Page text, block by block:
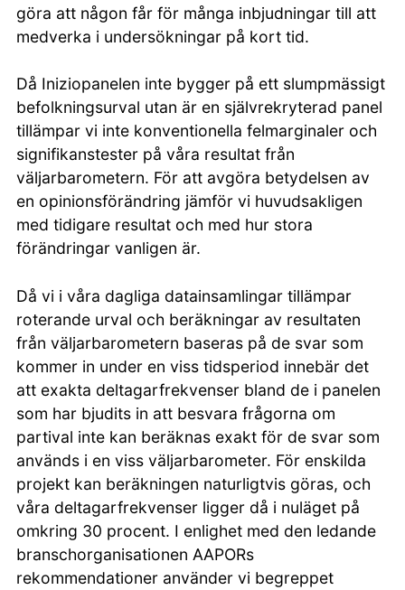
göra att någon får för många inbjudningar till att
medverka i undersökningar på kort tid.
Då Iniziopanelen inte bygger på ett slumpmässigt
befolkningsurval utan är en självrekryterad panel
tillämpar vi inte konventionella felmarginaler och
signifikanstester på våra resultat från
väljarbarometern. För att avgöra betydelsen av
en opinionsförändring jämför vi huvudsakligen
med tidigare resultat och med hur stora
förändringar vanligen är.
Då vi i våra dagliga datainsamlingar tillämpar
roterande urval och beräkningar av resultaten
från väljarbarometern baseras på de svar som
kommer in under en viss tidsperiod innebär det
att exakta deltagarfrekvenser bland de i panelen
som har bjudits in att besvara frågorna om
partival inte kan beräknas exakt för de svar som
används i en viss väljarbarometer. För enskilda
projekt kan beräkningen naturligtvis göras, och
våra deltagarfrekvenser ligger då i nuläget på
omkring 30 procent. I enlighet med den ledande
branschorganisationen AAPORs
rekommendationer använder vi begreppet